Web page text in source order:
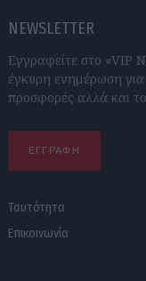
NEWSLETTER
Εγγραφείτε στο «VIP
έγκυρη ενημέρωση για
προσφορές αλλά και
ΕΓΓΡΑΦΗ
Ταυτότητα
Επικοινωνία